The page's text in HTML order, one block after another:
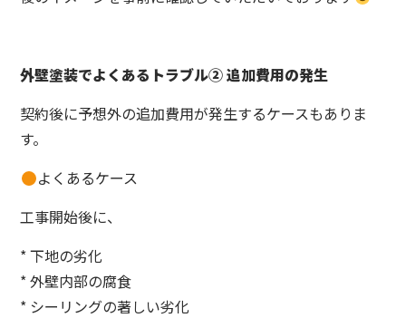
外壁塗装でよくあるトラブル② 追加費用の発生
契約後に予想外の追加費用が発生するケースもありま
す。
よくあるケース
工事開始後に、
* 下地の劣化
* 外壁内部の腐食
* シーリングの著しい劣化